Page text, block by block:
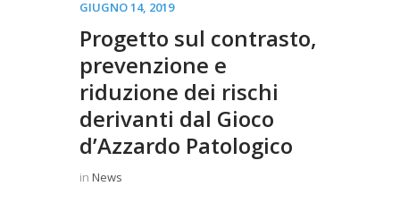
GIUGNO 14, 2019
Progetto sul contrasto,
prevenzione e
riduzione dei rischi
derivanti dal Gioco
d’Azzardo Patologico
in News